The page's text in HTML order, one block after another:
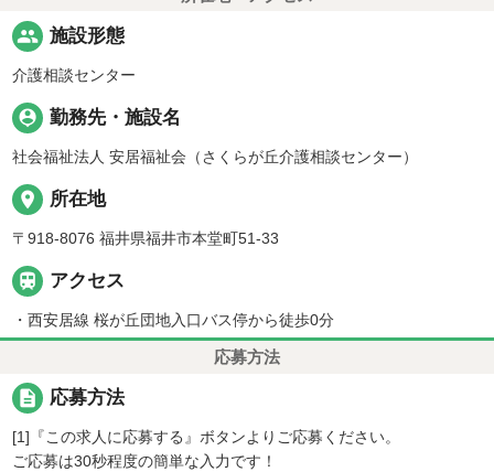
people 施設形態
介護相談センター
person_pin 勤務先・施設名
社会福祉法人 安居福祉会（さくらが丘介護相談センター）
place 所在地
〒918-8076 福井県福井市本堂町51-33
 アクセス
・西安居線 桜が丘団地入口バス停から徒歩0分
応募方法
description 応募方法
[1]『この求人に応募する』ボタンよりご応募ください。
ご応募は30秒程度の簡単な入力です！